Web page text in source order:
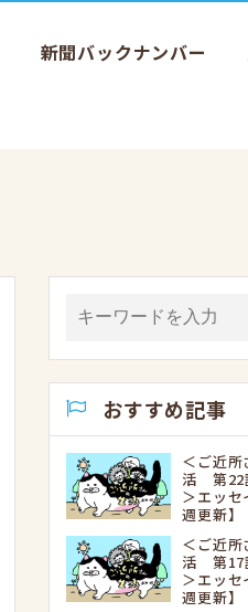
新聞バックナンバー
おすすめ記事
＜ご近所
活 第22
＞エッセ
週更新】
＜ご近所
活 第17
＞エッセ
週更新】